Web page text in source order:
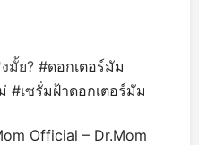
มั้ย? #ดอกเตอร์มัม
#เซรั่มฝ้าดอกเตอร์มัม
Official – Dr.Mom